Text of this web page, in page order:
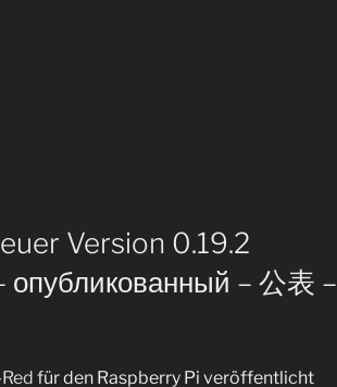
Version 0.19.2
– 公表 –
für den Raspberry Pi veröffentlicht